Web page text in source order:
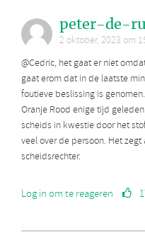
peter-de-
2 oktober, 2023 om
@Cedric, het gaat er niet
gaat erom dat in de laatste
foutieve beslissing is
Oranje Rood enige tijd
scheids in kwestie door het
veel over de persoon. Het
scheidsrechter.
Log in om te reageren